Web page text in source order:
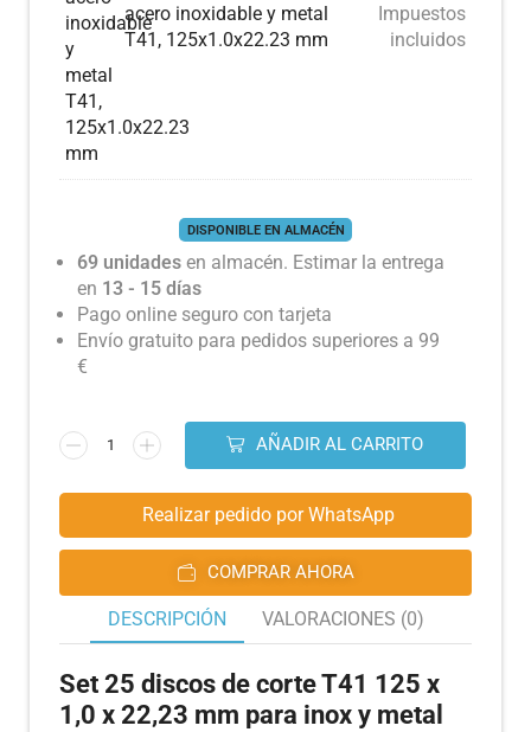
acero inoxidable y metal
T41, 125x1.0x22.23 mm
Impuestos
incluidos
DISPONIBLE EN ALMACÉN
69 unidades en almacén. Estimar la entrega
en 13 - 15 días
Pago online seguro con tarjeta
Envío gratuito para pedidos superiores a 99
€
AÑADIR AL CARRITO
Realizar pedido por WhatsApp
COMPRAR AHORA
DESCRIPCIÓN VALORACIONES (0)
Set 25 discos de corte T41 125 x
1,0 x 22,23 mm para inox y metal